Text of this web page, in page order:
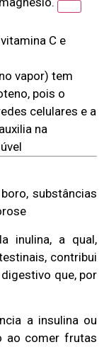
C e
vapor) tem
pois o
celulares e a
na
substâncias
inulina, a qual,
contribui
que, por
a insulina ou
ao comer frutas